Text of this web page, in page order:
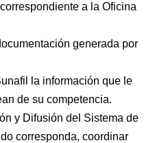
a la Oficina
generada por
la información que le
de su competencia.
y Difusión del Sistema de
corresponda, coordinar